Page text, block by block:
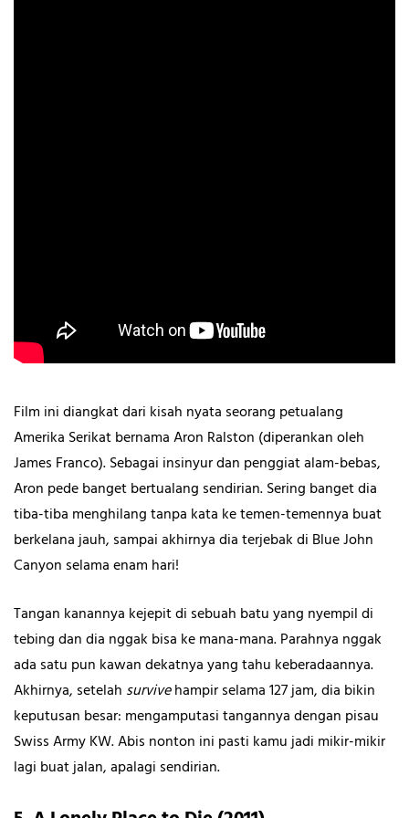
Film ini diangkat dari kisah nyata seorang petualang
Amerika Serikat bernama Aron Ralston (diperankan oleh
James Franco). Sebagai insinyur dan penggiat alam-bebas,
Aron pede banget bertualang sendirian. Sering banget dia
tiba-tiba menghilang tanpa kata ke temen-temennya buat
berkelana jauh, sampai akhirnya dia terjebak di Blue John
Canyon selama enam hari!
Tangan kanannya kejepit di sebuah batu yang nyempil di
tebing dan dia nggak bisa ke mana-mana. Parahnya nggak
ada satu pun kawan dekatnya yang tahu keberadaannya.
Akhirnya, setelah survivehampir selama 127 jam, dia bikin
keputusan besar: mengamputasi tangannya dengan pisau
Swiss Army KW. Abis nonton ini pasti kamu jadi mikir-mikir
lagi buat jalan, apalagi sendirian.